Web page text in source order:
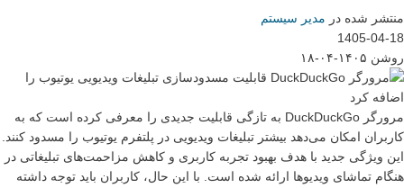
منتشر شده در مدیر سیستم
1405-04-18
روشن ۱۴۰۵-۰۴-۱۸
مرورگر DuckDuckGo به تازگی قابلیت جدیدی را معرفی کرده است که به
کاربران امکان می‌دهد بیشتر تبلیغات ویدیویی در پلتفرم یوتیوب را مسدود کنند.
این ویژگی جدید با هدف بهبود تجربه کاربری و کاهش مزاحمت‌های تبلیغاتی در
هنگام تماشای ویدیوها ارائه شده است. با این حال، کاربران باید توجه داشته